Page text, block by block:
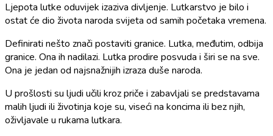
Ljepota lutke oduvijek izaziva divljenje. Lutkarstvo je bilo i
ostat će dio života naroda svijeta od samih početaka vremena.
Definirati nešto znači postaviti granice. Lutka, međutim, odbija
granice. Ona ih nadilazi. Lutka prodire posvuda i širi se na sve.
Ona je jedan od najsnažnijih izraza duše naroda.
U prošlosti su ljudi učili kroz priče i zabavljali se predstavama
malih ljudi ili životinja koje su, viseći na koncima ili bez njih,
oživljavale u rukama lutkara.